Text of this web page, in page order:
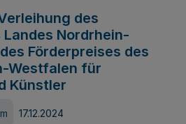
des
Nordrhein-
Förderpreises des
Westfalen für
Künstler
17.12.2024